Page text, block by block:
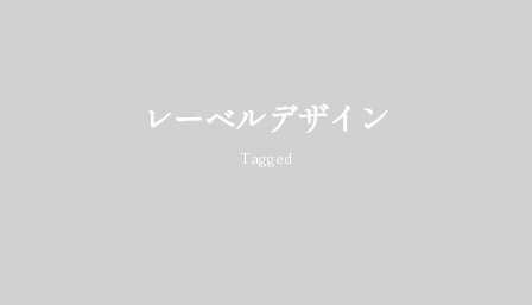
レーベルデザイン
Tagged